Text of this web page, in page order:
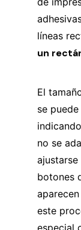
líneas
un
El
se
no se
botones
este
especial